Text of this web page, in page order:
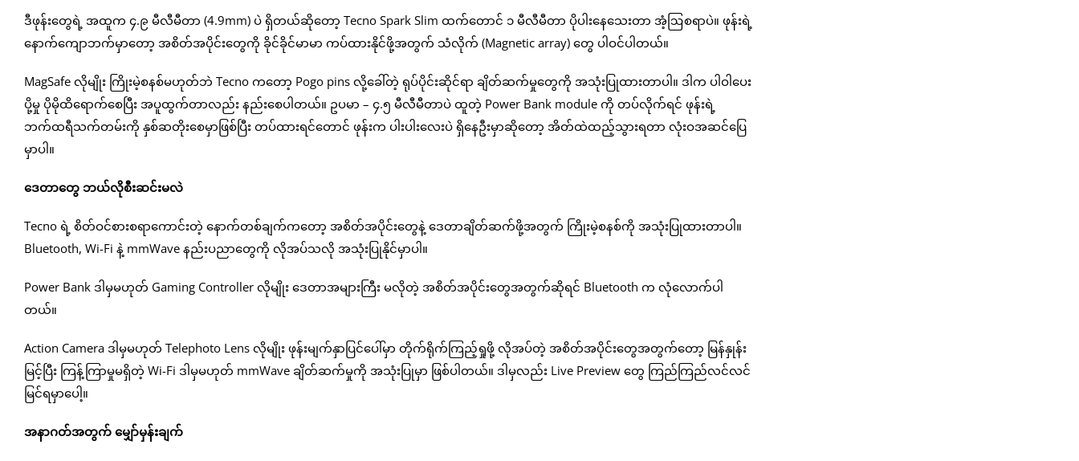
ဒီဖုန်းတွေရဲ့ အထူက ၄.၉ မီလီမီတာ (4.9mm) ပဲ ရှိတယ်ဆိုတော့ Tecno Spark Slim ထက်တောင် ၁ မီလီမီတာ ပိုပါးနေသေးတာ အံ့ဩစရာပဲ။ ဖုန်းရဲ့
နောက်ကျောဘက်မှာတော့ အစိတ်အပိုင်းတွေကို ခိုင်ခိုင်မာမာ ကပ်ထားနိုင်ဖို့အတွက် သံလိုက် (Magnetic array) တွေ ပါဝင်ပါတယ်။
MagSafe လိုမျိုး ကြိုးမဲ့စနစ်မဟုတ်ဘဲ Tecno ကတော့ Pogo pins လို့ခေါ်တဲ့ ရုပ်ပိုင်းဆိုင်ရာ ချိတ်ဆက်မှုတွေကို အသုံးပြုထားတာပါ။ ဒါက ပါဝါပေး
ပို့မှု ပိုမိုထိရောက်စေပြီး အပူထွက်တာလည်း နည်းစေပါတယ်။ ဥပမာ – ၄.၅ မီလီမီတာပဲ ထူတဲ့ Power Bank module ကို တပ်လိုက်ရင် ဖုန်းရဲ့
ဘက်ထရီသက်တမ်းကို နှစ်ဆတိုးစေမှာဖြစ်ပြီး တပ်ထားရင်တောင် ဖုန်းက ပါးပါးလေးပဲ ရှိနေဦးမှာဆိုတော့ အိတ်ထဲထည့်သွားရတာ လုံးဝအဆင်ပြေ
မှာပါ။
ဒေတာတွေ ဘယ်လိုစီးဆင်းမလဲ
Tecno ရဲ့ စိတ်ဝင်စားစရာကောင်းတဲ့ နောက်တစ်ချက်ကတော့ အစိတ်အပိုင်းတွေနဲ့ ဒေတာချိတ်ဆက်ဖို့အတွက် ကြိုးမဲ့စနစ်ကို အသုံးပြုထားတာပါ။
Bluetooth, Wi-Fi နဲ့ mmWave နည်းပညာတွေကို လိုအပ်သလို အသုံးပြုနိုင်မှာပါ။
Power Bank ဒါမှမဟုတ် Gaming Controller လိုမျိုး ဒေတာအများကြီး မလိုတဲ့ အစိတ်အပိုင်းတွေအတွက်ဆိုရင် Bluetooth က လုံလောက်ပါ
တယ်။
Action Camera ဒါမှမဟုတ် Telephoto Lens လိုမျိုး ဖုန်းမျက်နှာပြင်ပေါ်မှာ တိုက်ရိုက်ကြည့်ရှုဖို့ လိုအပ်တဲ့ အစိတ်အပိုင်းတွေအတွက်တော့ မြန်နှုန်း
မြင့်ပြီး ကြန့်ကြာမှုမရှိတဲ့ Wi-Fi ဒါမှမဟုတ် mmWave ချိတ်ဆက်မှုကို အသုံးပြုမှာ ဖြစ်ပါတယ်။ ဒါမှလည်း Live Preview တွေ ကြည်ကြည်လင်လင်
မြင်ရမှာပေါ့။
အနာဂတ်အတွက် မျှော်မှန်းချက်